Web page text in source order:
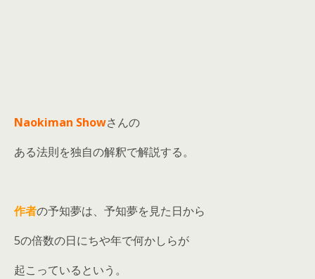
Naokiman Showさんの
ある法則を独自の解釈で解説する。
作者の予知夢は、予知夢を見た日から
5の倍数の日にちや年で何かしらが
起こっているという。